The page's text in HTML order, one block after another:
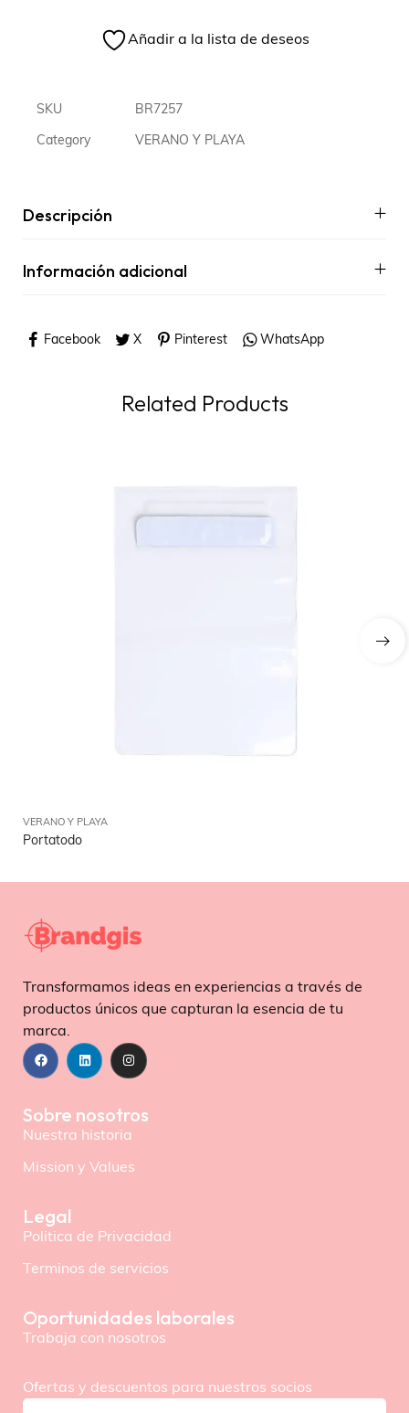
Añadir a la lista de deseos
SKU BR7257
Category VERANO Y PLAYA
Descripción
Información adicional
Facebook X Pinterest WhatsApp
Related Products
VERANO Y PLAYA
Portatodo
Transformamos ideas en experiencias a través de
productos únicos que capturan la esencia de tu
marca.
Sobre nosotros
Nuestra historia
Mission y Values
Legal
Politica de Privacidad
Terminos de servicios
Oportunidades laborales
Trabaja con nosotros
Ofertas y descuentos para nuestros socios